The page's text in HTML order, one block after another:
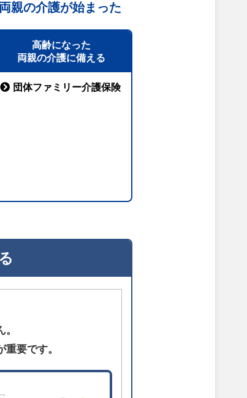
両親の介護が始まった
高齢になった
両親の介護に備える
団体ファミリー介護保険
要です。